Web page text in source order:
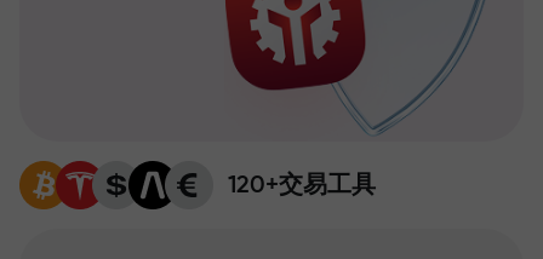
120+交易工具